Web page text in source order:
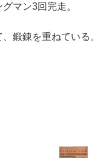
マン3回完走。
鍛錬を重ねている。